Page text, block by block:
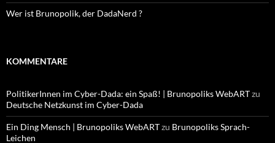
Wer ist Brunopolik, der DadaNerd ?
KOMMENTARE
PolitikerInnen im Cyber-Dada: ein Spaß! | Brunopoliks WebARTzu
Deutsche Netzkunst im Cyber-Dada
Ein Ding Mensch | Brunopoliks WebARTzu Brunopoliks Sprach-
Leichen